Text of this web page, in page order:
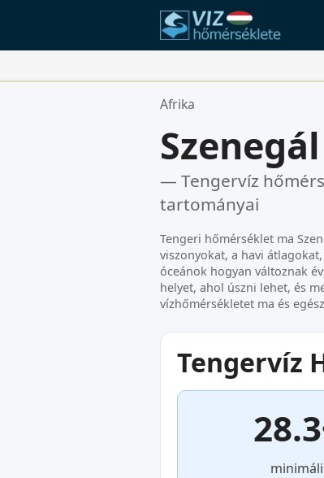
Kedvenc Helyszínei:
Afrika
Szenegál
— Tengervíz
tartományai
Tengeri hőmérséklet ma
viszonyokat, a havi
óceánok hogyan változnak
helyet, ahol úszni lehet, és
vízhőmérsékletet ma és
Tengervíz
28.3